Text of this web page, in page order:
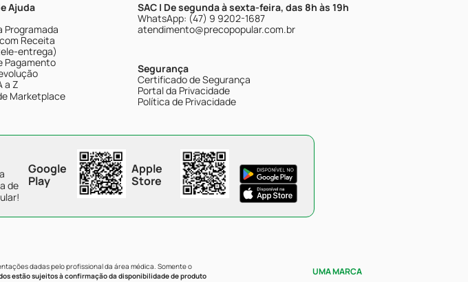
Ajuda
Programada
Receita
entrega)
Pagamento
a Z
Marketplace
SAC | De segunda à sexta-feira, das 8h às 19h
WhatsApp: (47) 9 9202-1687
atendimento@precopopular.com.br
Segurança
Certificado de Segurança
Portal da Privacidade
Política de Privacidade
de
Google
Play
Apple
Store
dadas pelo profissional da área médica. Somente o
estão sujeitos à confirmação da disponibilidade de produto
UMA MARCA